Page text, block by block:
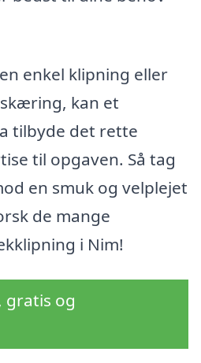
enkel klipning eller
kan et
tilbyde det rette
til opgaven. Så tag
en smuk og velplejet
de mange
i Nim!
gratis og